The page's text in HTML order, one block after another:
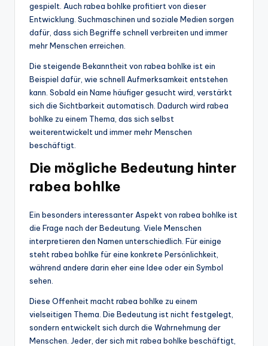
gespielt. Auch rabea bohlke profitiert von dieser
Entwicklung. Suchmaschinen und soziale Medien sorgen
dafür, dass sich Begriffe schnell verbreiten und immer
mehr Menschen erreichen.
Die steigende Bekanntheit von rabea bohlke ist ein
Beispiel dafür, wie schnell Aufmerksamkeit entstehen
kann. Sobald ein Name häufiger gesucht wird, verstärkt
sich die Sichtbarkeit automatisch. Dadurch wird rabea
bohlke zu einem Thema, das sich selbst
weiterentwickelt und immer mehr Menschen
beschäftigt.
Die mögliche Bedeutung hinter
rabea bohlke
Ein besonders interessanter Aspekt von rabea bohlke ist
die Frage nach der Bedeutung. Viele Menschen
interpretieren den Namen unterschiedlich. Für einige
steht rabea bohlke für eine konkrete Persönlichkeit,
während andere darin eher eine Idee oder ein Symbol
sehen.
Diese Offenheit macht rabea bohlke zu einem
vielseitigen Thema. Die Bedeutung ist nicht festgelegt,
sondern entwickelt sich durch die Wahrnehmung der
Menschen. Jeder, der sich mit rabea bohlke beschäftigt,